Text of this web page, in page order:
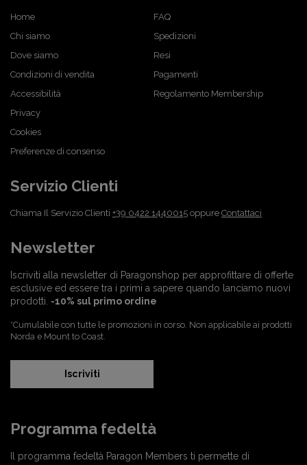
Home
Chi siamo
Dove siamo
Condizioni di vendita
Accessibilità
Privacy
Cookies
Preferenze di consenso
FAQ
Spedizioni
Resi
Pagamenti
Regolamento Membership
Servizio Clienti
Chiama Il Servizio Clienti +39 0422 1440015 oppure Contattaci
Newsletter
Iscriviti alla newsletter di Paragonshop per approfittare di offerte
esclusive ed essere tra i primi a sapere quando lanciamo nuovi
prodotti. -10% sul primo ordine
*Cumulabile con tutte le promozioni in corso. Non applicabile ai prodotti
Norda e Mount to Coast.
Iscriviti
Programma fedeltà
Il programma fedeltà Paragon Members ti permette di